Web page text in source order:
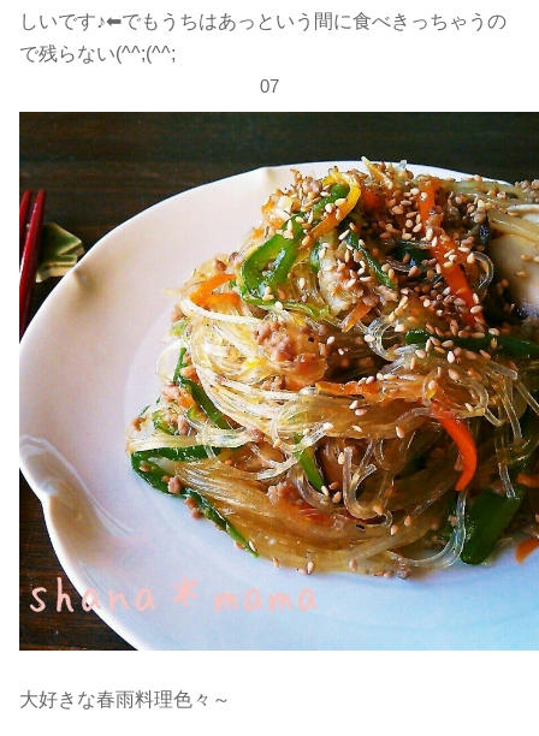
しいです♪⬅でもうちはあっという間に食べきっちゃうの
で残らない(^^;(^^;
07
大好きな春雨料理色々～